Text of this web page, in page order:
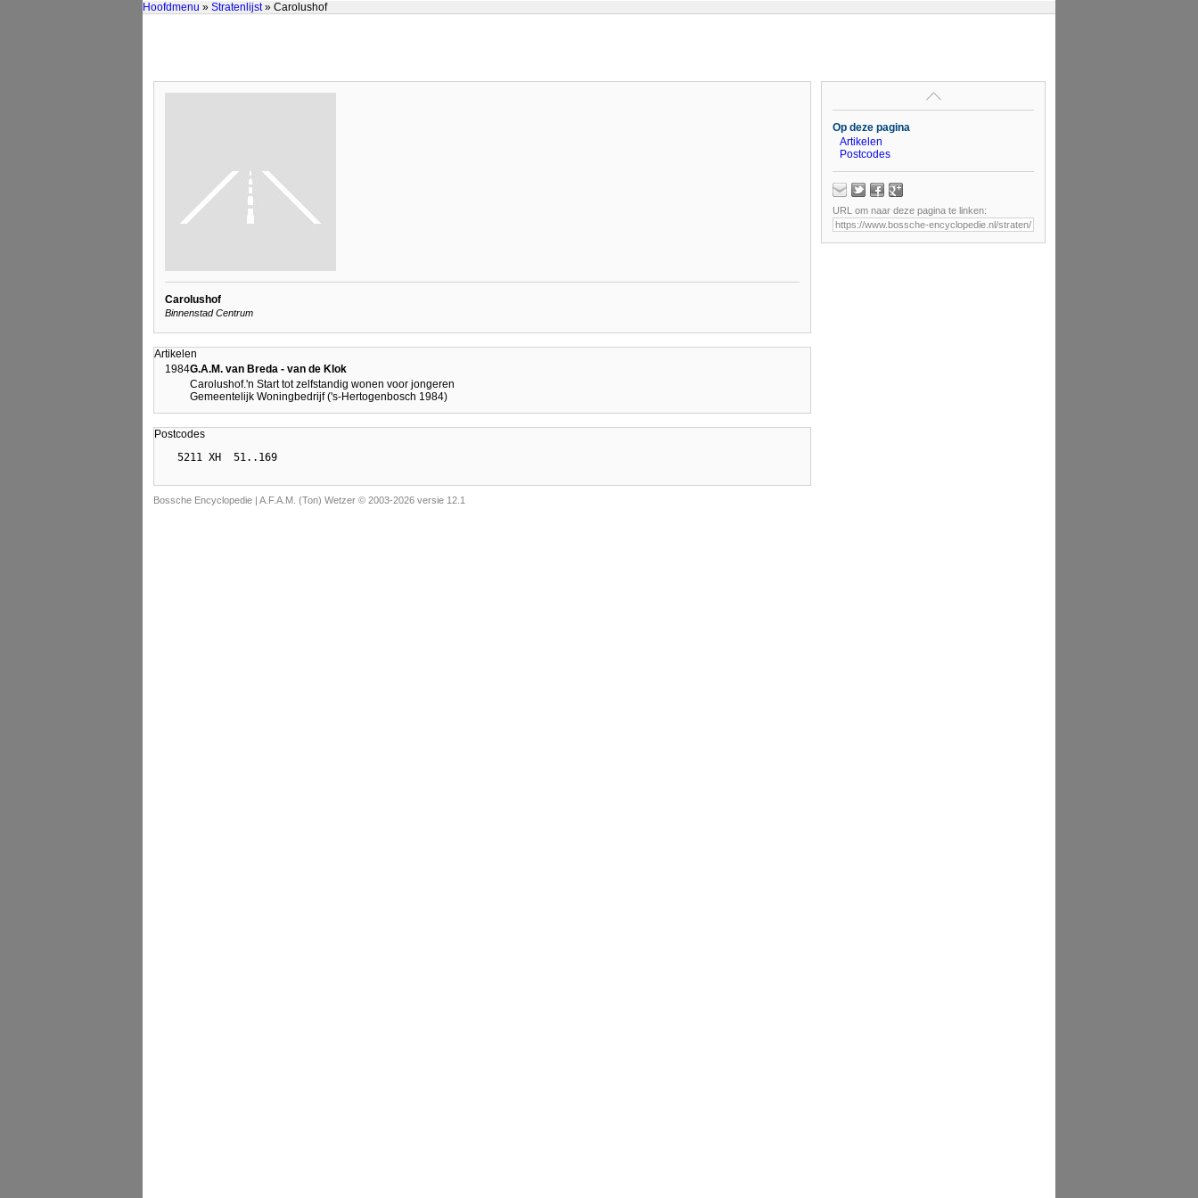
Hoofdmenu » Stratenlijst» Carolushof
Carolushof
Binnenstad Centrum
Artikelen
1984G.A.M. van Breda - van de Klok
Carolushof.'n Start tot zelfstandig wonen voor jongeren
Gemeentelijk Woningbedrijf ('s-Hertogenbosch 1984)
Postcodes
Op deze pagina
Artikelen
Postcodes
URL om naar deze pagina te linken:
Bossche Encyclopedie | A.F.A.M. (Ton) Wetzer © 2003-2026 versie 12.1